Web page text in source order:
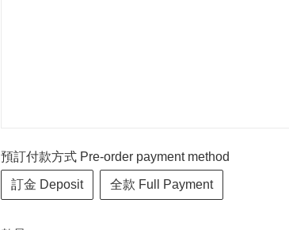
預訂付款方式 Pre-order payment method
訂金 Deposit 全款 Full Payment